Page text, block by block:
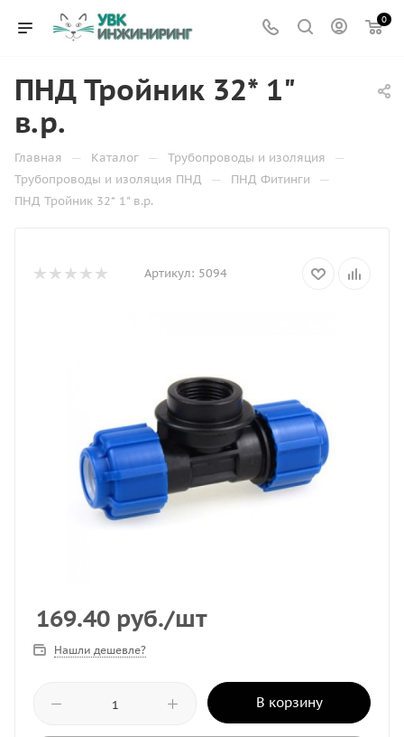
0
ПНД Тройник 32* 1"
в.р.
Главная — Каталог — Трубопроводы и изоляция —
Трубопроводы и изоляция ПНД — ПНД Фитинги —
ПНД Тройник 32* 1" в.р.
Артикул: 5094
169.40 руб./шт
Нашли дешевле?
В корзину